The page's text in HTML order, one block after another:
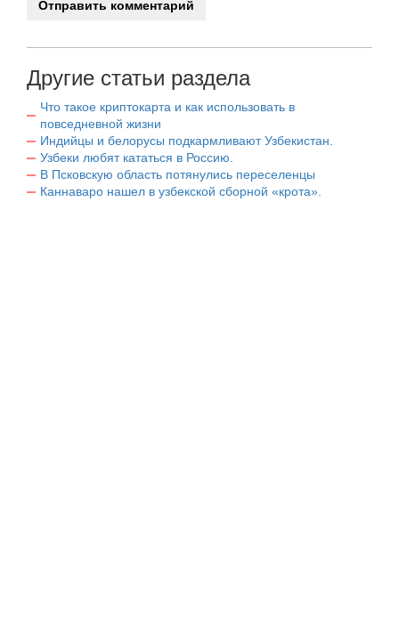
Другие статьи раздела
Что такое криптокарта и как использовать в
повседневной жизни
Индийцы и белорусы подкармливают Узбекистан.
Узбеки любят кататься в Россию.
В Псковскую область потянулись переселенцы
Каннаваро нашел в узбекской сборной «крота».